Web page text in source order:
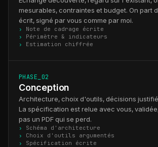
mesurables, contraintes et budget. On part
écrit, signé par vous comme par moi.
Note de cadrage écrite
Périmètre & indicateurs
Estimation chiffrée
PHASE_02
Conception
Architecture, choix d'outils, décisions
La spécification est relue avec vous,
pas un PDF qui se perd.
Schéma d'architecture
Choix d'outils argumentés
Spécification écrite